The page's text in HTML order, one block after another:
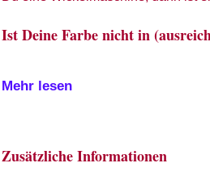
Ist Deine Farbe nicht in
Mehr lesen
Zusätzliche Informationen